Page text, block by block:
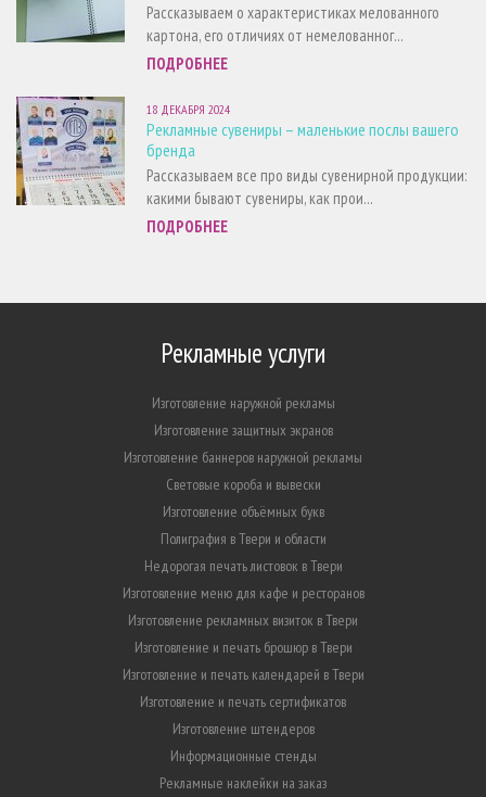
Рассказываем о характеристиках мелованного
картона, его отличиях от немелованног...
ПОДРОБНЕЕ
18 ДЕКАБРЯ 2024
Рекламные сувениры – маленькие послы вашего
бренда
Рассказываем все про виды сувенирной продукции:
какими бывают сувениры, как прои...
ПОДРОБНЕЕ
Рекламные услуги
Изготовление наружной рекламы
Изготовление защитных экранов
Изготовление баннеров наружной рекламы
Световые короба и вывески
Изготовление объёмных букв
Полиграфия в Твери и области
Недорогая печать листовок в Твери
Изготовление меню для кафе и ресторанов
Изготовление рекламных визиток в Твери
Изготовление и печать брошюр в Твери
Изготовление и печать календарей в Твери
Изготовление и печать сертификатов
Изготовление штендеров
Информационные стенды
Рекламные наклейки на заказ